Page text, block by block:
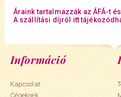
Áraink tartalmazzák az ÁFÁ-t
A szállítási díjról itt
Információ
Kapcsolat
Cégeknek